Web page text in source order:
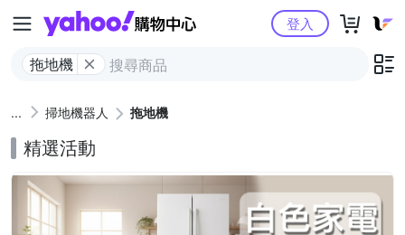
Yahoo購物中心
拖地機
登入
掃地機器人 拖地機
精選活動